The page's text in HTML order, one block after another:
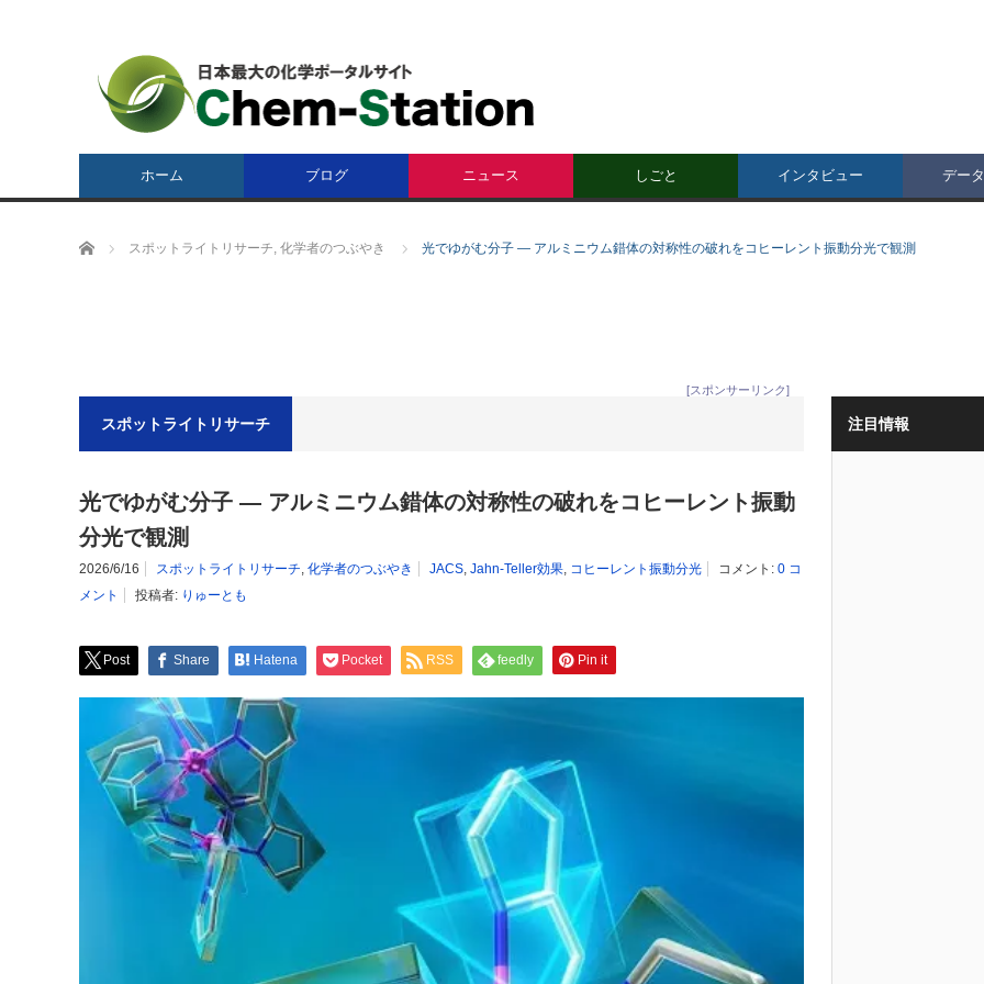
ホーム ブログ ニュース しごと インタビュー デー
ホーム スポットライトリサーチ, 化学者のつぶやき 光でゆがむ分子 ― アルミニウム錯体の対称性の破れをコヒーレント振動分光で観測
[スポンサーリンク]
スポットライトリサーチ
光でゆがむ分子 ― アルミニウム錯体の対称性の破れをコヒーレント振動
分光で観測
2026/6/16 スポットライトリサーチ, 化学者のつぶやき JACS, Jahn-Teller効果, コヒーレント振動分光 コメント: 0 コ
メント
投稿者: りゅーとも
Post Share Hatena Pocket RSS feedly Pin it
注目情報